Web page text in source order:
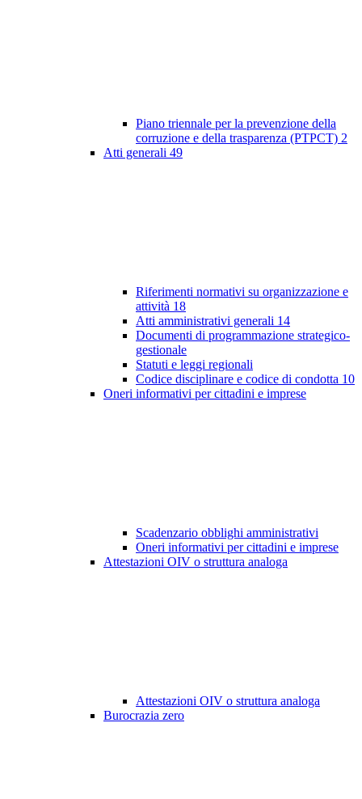
Piano triennale per la prevenzione della
corruzione e della trasparenza (PTPCT) 2
Atti generali 49
Riferimenti normativi su organizzazione e
attività 18
Atti amministrativi generali 14
Documenti di programmazione strategico-
gestionale
Statuti e leggi regionali
Codice disciplinare e codice di condotta 10
Oneri informativi per cittadini e imprese
Scadenzario obblighi amministrativi
Oneri informativi per cittadini e imprese
Attestazioni OIV o struttura analoga
Attestazioni OIV o struttura analoga
Burocrazia zero